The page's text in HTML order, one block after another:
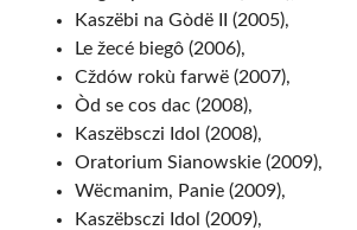
Kaszëbi na Gòdë II (2005),
Le žecé biegô (2006),
Cždów rokù farwë (2007),
Òd se cos dac (2008),
Kaszëbsczi Idol (2008),
Oratorium Sianowskie (2009),
Wëcmanim, Panie (2009),
Kaszëbsczi Idol (2009),